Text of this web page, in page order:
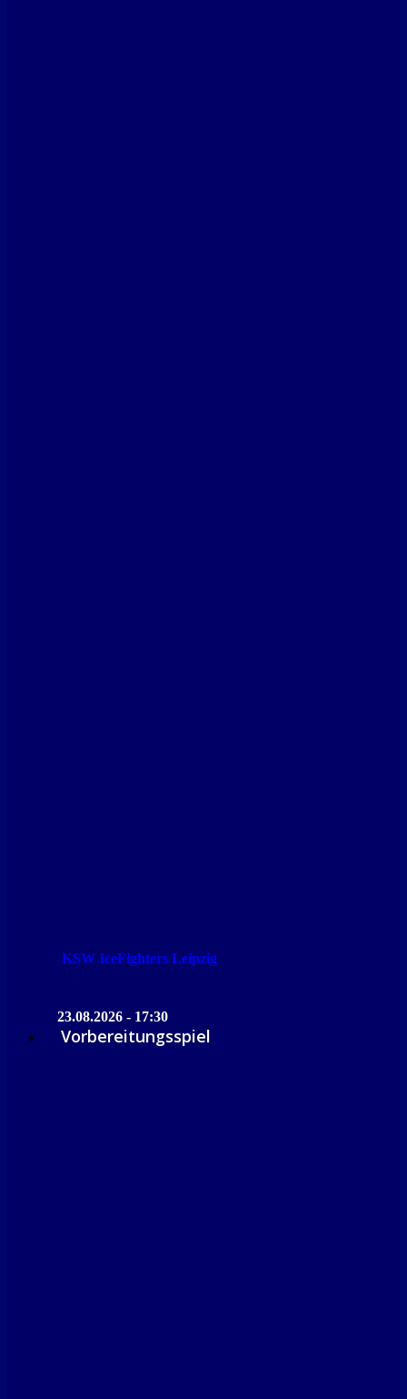
KSW IceFighters Leipzig
23.08.2026 - 17:30
Vorbereitungsspiel